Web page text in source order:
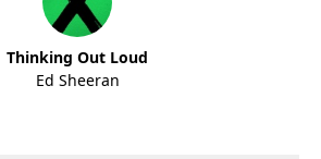
Thinking Out Loud
Ed Sheeran